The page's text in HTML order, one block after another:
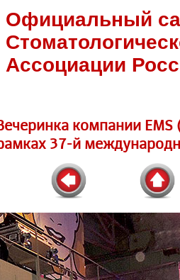
Официальный
Ассоциации
компании EMS
37-й